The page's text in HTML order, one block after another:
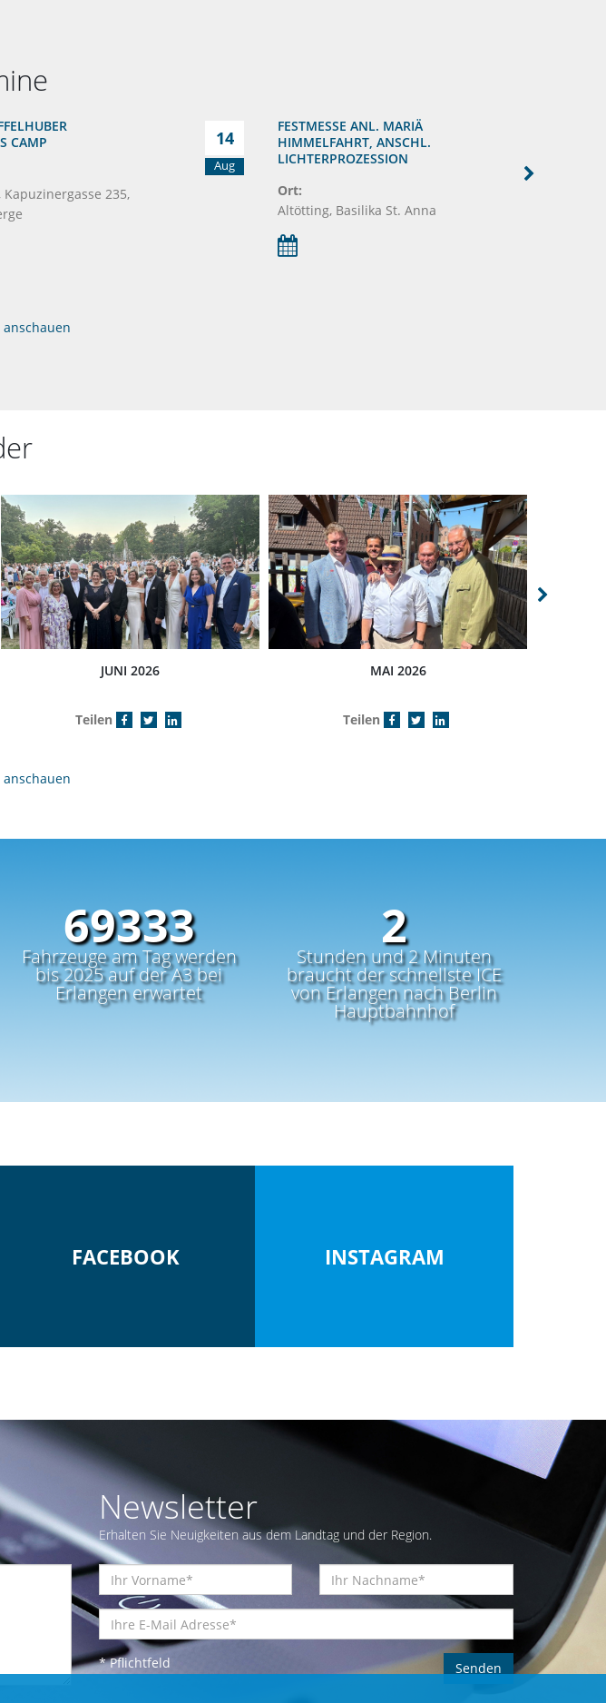
CAMP
235,
14
Aug
FESTMESSE ANL. MARIÄ
HIMMELFAHRT, ANSCHL.
LICHTERPROZESSION
Ort:
Altötting, Basilika St. Anna
JUNI 2026
Teilen
MAI 2026
Teilen
104000
Fahrzeuge am Tag werden
bis 2025 auf der A3 bei
Erlangen erwartet
3
Stunden und 2 Minuten
braucht der schnellste ICE
von Erlangen nach Berlin
Hauptbahnhof
FACEBOOK INSTAGRAM
Newsletter
Erhalten Sie Neuigkeiten aus dem Landtag und der Region.
* Pflichtfeld